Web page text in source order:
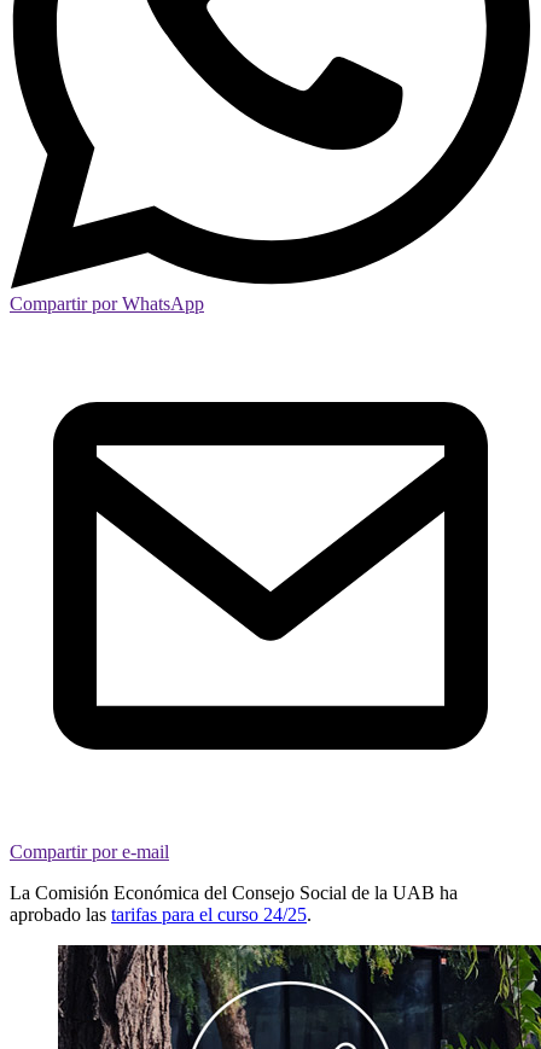
Compartir por WhatsApp
Compartir por e-mail
La Comisión Económica del Consejo Social de la UAB ha
aprobado las tarifas para el curso 24/25.